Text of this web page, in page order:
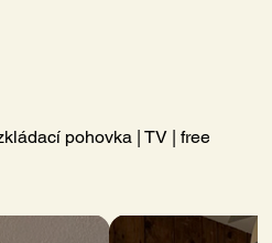
pohovka | TV | free WIFI